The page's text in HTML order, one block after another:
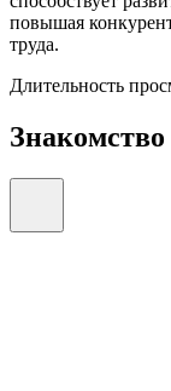
повышая
труда.
Длительность